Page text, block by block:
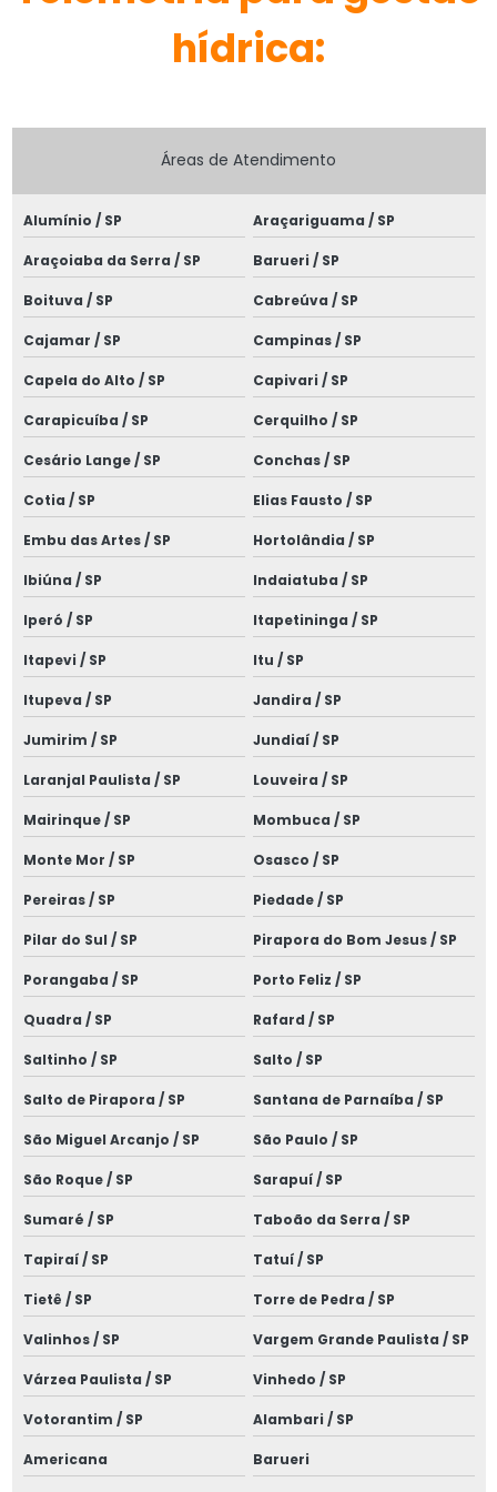
Escritório de engenharia elétrica
Especialistas em projetos elétricos
Estudo de proteção e seletividade
Estudo de proteção subestação
Estudo de seletividade elétrica
Execução de projetos elétricos
Instalação elétrica de baixa tensão
Instalação de quadros elétricos
Instalação de rede elétrica subterrânea
Instalações elétricas alto padrão
Instalações elétricas comerciais e prediais
Instalações elétricas industriais
Instalações elétricas de média tensão
Laudo de aterramento spda
Laudo de cabine primária
Laudo de dispensa de spda
Laudo elétrico nr 10
Laudo elétrico nr10
Laudo de inspeção spda
Laudo de média tensão
Laudo sistema spda
Laudo de spda
Laudo de spda e aterramento
Laudo spda bombeiros
Laudo spda condomínio
Laudo spda empresa
Laudo de termografia
Limpeza de cabine primária
Manutenção de cabine primária
Manutenção corretiva elétrica
hídrica:
Áreas de Atendimento
Alumínio / SP Araçariguama / SP
Araçoiaba da Serra / SP Barueri / SP
Boituva / SP Cabreúva / SP
Cajamar / SP Campinas / SP
Capela do Alto / SP Capivari / SP
Carapicuíba / SP Cerquilho / SP
Cesário Lange / SP Conchas / SP
Cotia / SP Elias Fausto / SP
Embu das Artes / SP Hortolândia / SP
Ibiúna / SP Indaiatuba / SP
Iperó / SP Itapetininga / SP
Itapevi / SP Itu / SP
Itupeva / SP Jandira / SP
Jumirim / SP Jundiaí / SP
Laranjal Paulista / SP Louveira / SP
Mairinque / SP Mombuca / SP
Monte Mor / SP Osasco / SP
Pereiras / SP Piedade / SP
Pilar do Sul / SP Pirapora do Bom Jesus / SP
Porangaba / SP Porto Feliz / SP
Quadra / SP Rafard / SP
Saltinho / SP Salto / SP
Salto de Pirapora / SP Santana de Parnaíba / SP
São Miguel Arcanjo / SP São Paulo / SP
São Roque / SP Sarapuí / SP
Sumaré / SP Taboão da Serra / SP
Tapiraí / SP Tatuí / SP
Tietê / SP Torre de Pedra / SP
Valinhos / SP Vargem Grande Paulista / SP
Várzea Paulista / SP Vinhedo / SP
Votorantim / SP Alambari / SP
Americana Barueri